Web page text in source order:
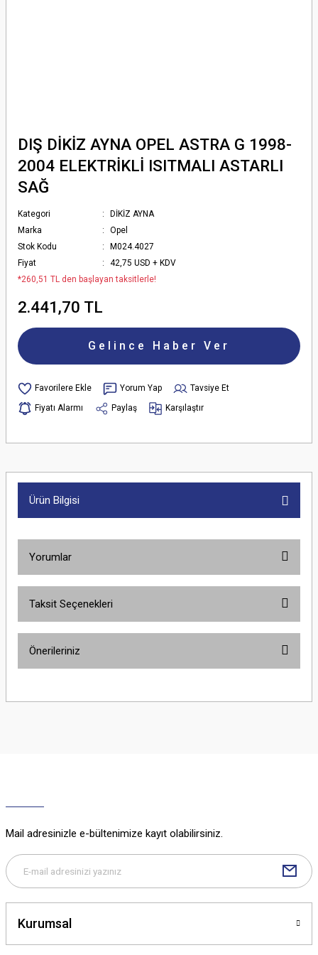
DIŞ DİKİZ AYNA OPEL ASTRA G 1998-
2004 ELEKTRİKLİ ISITMALI ASTARLI
SAĞ
Kategori
DİKİZ AYNA
Marka
Opel
Stok Kodu
M024.4027
Fiyat
42,75 USD + KDV
*260,51 TL den başlayan taksitlerle!
2.441,70 TL
Gelince Haber Ver
Yorum Yap
Tavsiye Et
Fiyatı Alarmı
Paylaş Karşılaştır
Ürün Bilgisi
Yorumlar
Taksit Seçenekleri
Önerileriniz
Bu ürüne benzer farklı alternatifler olmalı.
Mail adresinizle e-bültenimize kayıt olabilirsiniz.
Kurumsal